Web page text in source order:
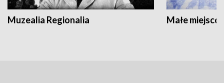
Muzealia Regionalia Małe